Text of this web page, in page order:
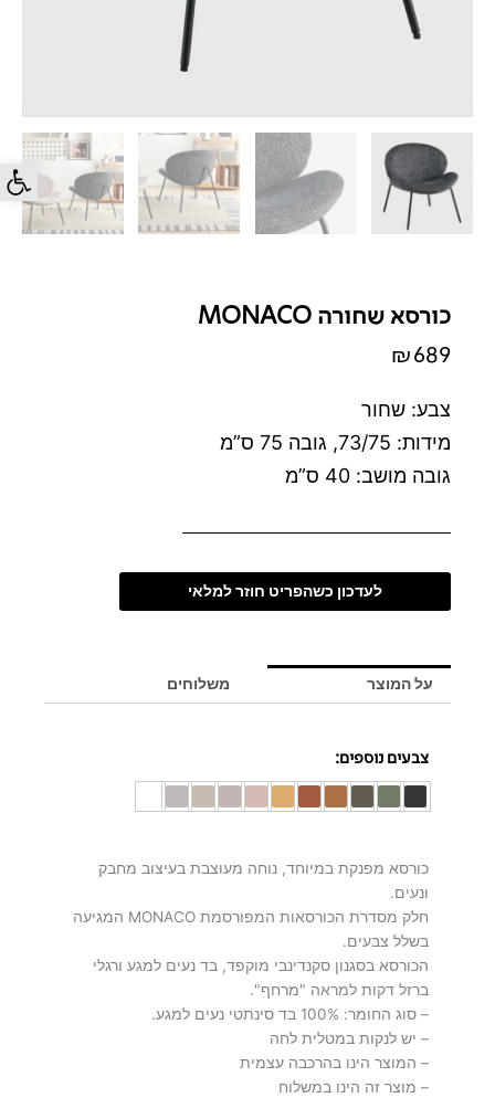
פתח
כורסא שחורה MONACO
₪689
צבע: שחור
מידות: 73/75, גובה 75 ס”מ
גובה מושב: 40 ס”מ
לעדכון כשהפריט חוזר למלאי
על המוצר משלוחים
צבעים נוספים:
כורסא מפנקת במיוחד, נוחה מעוצבת בעיצוב מחבק
ונעים.
חלק מסדרת הכורסאות המפורסמת MONACO המגיעה
בשלל צבעים.
הכורסא בסגנון סקנדינבי מוקפד, בד נעים למגע ורגלי
ברזל דקות למראה "מרחף".
– סוג החומר: 100% בד סינתטי נעים למגע.
– יש לנקות במטלית לחה
– המוצר הינו בהרכבה עצמית
– מוצר זה הינו במשלוח